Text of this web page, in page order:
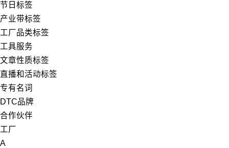
节日标签
产业带标签
工厂品类标签
工具服务
文章性质标签
直播和活动标签
专有名词
DTC品牌
合作伙伴
工厂
A